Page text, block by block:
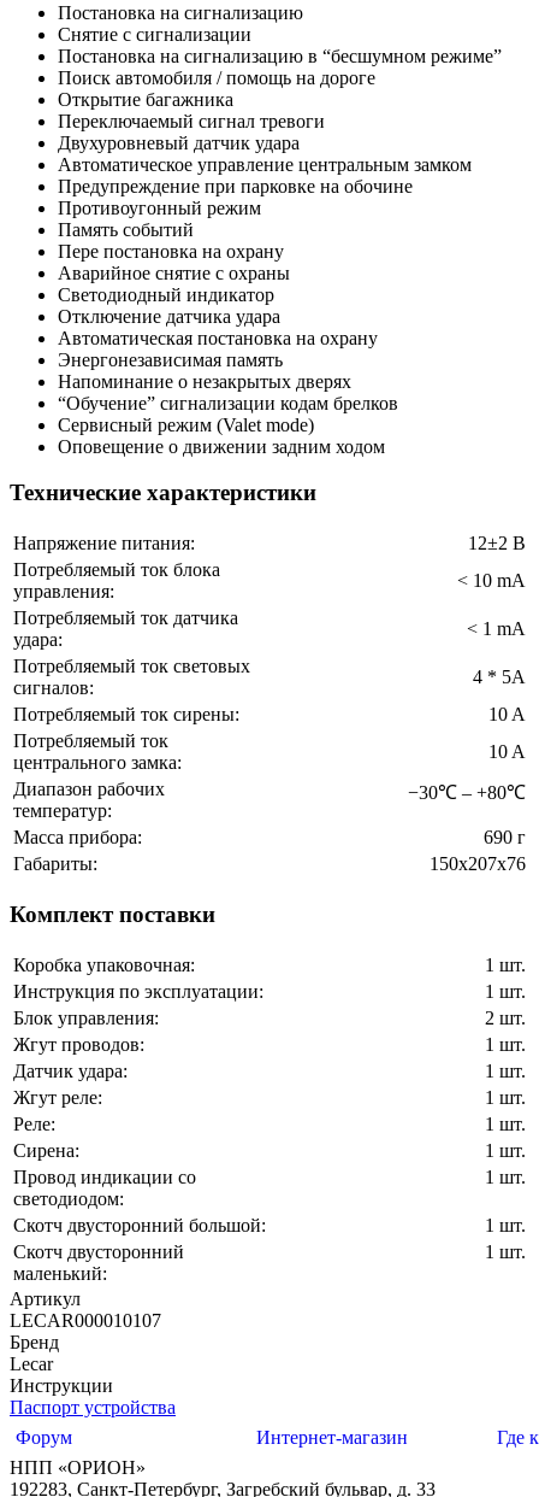
Постановка на сигнализацию
Снятие с сигнализации
Постановка на сигнализацию в “бесшумном режиме”
Поиск автомобиля / помощь на дороге
Открытие багажника
Переключаемый сигнал тревоги
Двухуровневый датчик удара
Автоматическое управление центральным замком
Предупреждение при парковке на обочине
Противоугонный режим
Память событий
Пере постановка на охрану
Аварийное снятие с охраны
Светодиодный индикатор
Отключение датчика удара
Автоматическая постановка на охрану
Энергонезависимая память
Напоминание о незакрытых дверях
“Обучение” сигнализации кодам брелков
Сервисный режим (Valet mode)
Оповещение о движении задним ходом
Технические характеристики
Напряжение питания:
12±2 В
Потребляемый ток блока
управления:
< 10 mА
Потребляемый ток датчика
удара:
< 1 mА
Потребляемый ток световых
сигналов:
4 * 5A
Потребляемый ток сирены:
10 A
Потребляемый ток
центрального замка:
10 A
Диапазон рабочих
температур:
−30℃ – +80℃
Масса прибора:
690 г
Габариты:
150x207x76
Комплект поставки
Коробка упаковочная:
1 шт.
Инструкция по эксплуатации:
1 шт.
Блок управления:
2 шт.
Жгут проводов:
1 шт.
Датчик удара:
1 шт.
Жгут реле:
1 шт.
Реле:
1 шт.
Сирена:
1 шт.
Провод индикации со
светодиодом:
1 шт.
Скотч двусторонний большой:
1 шт.
Скотч двусторонний
маленький:
1 шт.
Артикул
LECAR000010107
Бренд
Lecar
Инструкции
Паспорт устройства
Форум
Интернет-магазин
Где
НПП «ОРИОН»
192283, Санкт-Петербург, Загребский бульвар, д. 33